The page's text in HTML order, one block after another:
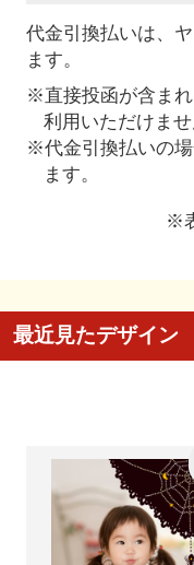
代金引換払いは、
ます。
※直接投函が含ま
利用いただけませ
※代金引換払いの場
ます。
※
最近見たデザイン